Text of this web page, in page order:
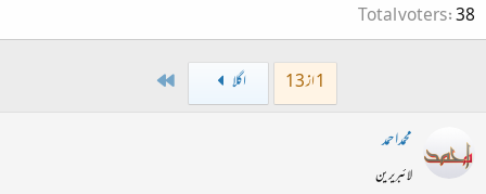
Total voters 38
1 از 13 اگلا
محمداحمد
لائبریرین